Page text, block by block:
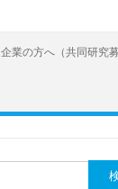
企業の方へ（共同研究募